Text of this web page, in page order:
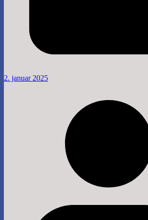
2. januar 2025